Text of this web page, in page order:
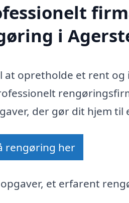
i
at opretholde et rent
der gør dit hjem til
rengøring her
et erfarent